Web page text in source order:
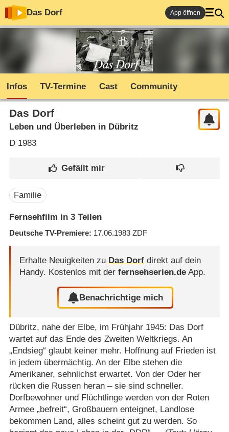
Das Dorf App öffnen
Infos TV-Termine Cast Community
Das Dorf
Leben und Überleben in Dübritz
D1983
Familie
Fernsehfilm in 3 Teilen
Deutsche TV-Premiere 17.06.1983 ZDF
Erhalte Neuigkeiten zu Das Dorfdirekt auf dein
Handy. Kostenlos mit der fernsehserien.deApp.
Benachrichtige mich
Dübritz, nahe der Elbe, im Frühjahr 1945: Das Dorf
wartet auf das Ende des Zweiten Weltkriegs. An
„Endsieg“ glaubt keiner mehr. Hoffnung auf Frieden ist
in jedem übermächtig. An der Elbe stehen die
Amerikaner, sehnlichst erwartet. Von der Oder her
rücken die Russen heran – sie sind schneller.
Dorfbewohner und Flüchtlinge werden von der Roten
Armee „befreit“, Großbauern enteignet, Landlose
bekommen Land, alles scheint gut zu werden. So